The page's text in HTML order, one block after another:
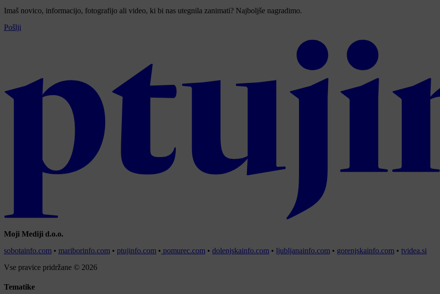
Imaš novico, informacijo, fotografijo ali video, ki bi nas utegnila zanimati? Najboljše nagradimo.
Pošlji
Moji Mediji d.o.o.
sobotainfo.com • mariborinfo.com • ptujinfo.com • pomurec.com • dolenjskainfo.com • ljubljanainfo.com • gorenjskainfo.com • tvidea.si
Vse pravice pridržane © 2026
Tematike